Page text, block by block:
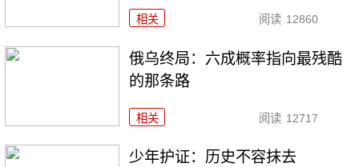
相关 阅读 12860
俄乌终局：六成概率指向最残酷
的那条路
相关 阅读 12717
少年护证：历史不容抹去